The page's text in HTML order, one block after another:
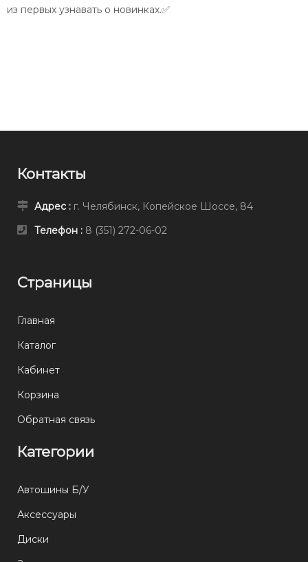
из первых узнавать о новинках.✅
Контакты
Адрес : г. Челябинск, Копейское Шоссе, 84
Телефон : 8 (351) 272-06-02
Страницы
Главная
Каталог
Кабинет
Корзина
Обратная связь
Категории
Автошины Б/У
Аксессуары
Диски